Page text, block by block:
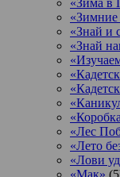
«Зимние
«Знай и
«Знай
«Лес
«Лето
«Лови
«Мак»